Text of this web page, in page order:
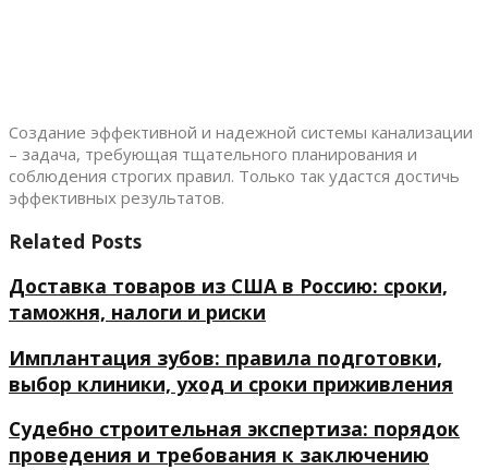
Создание эффективной и надежной системы канализации
– задача, требующая тщательного планирования и
соблюдения строгих правил. Только так удастся достичь
эффективных результатов.
Related Posts
Доставка товаров из США в Россию: сроки,
таможня, налоги и риски
Имплантация зубов: правила подготовки,
выбор клиники, уход и сроки приживления
Судебно строительная экспертиза: порядок
проведения и требования к заключению